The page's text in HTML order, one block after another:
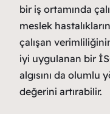
bir iş ortamında
meslek
çalışan
iyi uygulanan bir
algısını da olumlu
değerini artırabilir.